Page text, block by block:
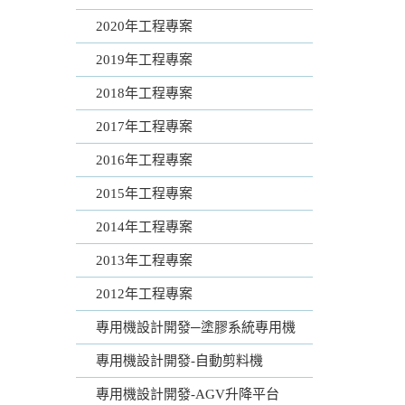
2020年工程專案
2019年工程專案
2018年工程專案
2017年工程專案
2016年工程專案
2015年工程專案
2014年工程專案
2013年工程專案
2012年工程專案
專用機設計開發─塗膠系統專用機
專用機設計開發-自動剪料機
專用機設計開發-AGV升降平台